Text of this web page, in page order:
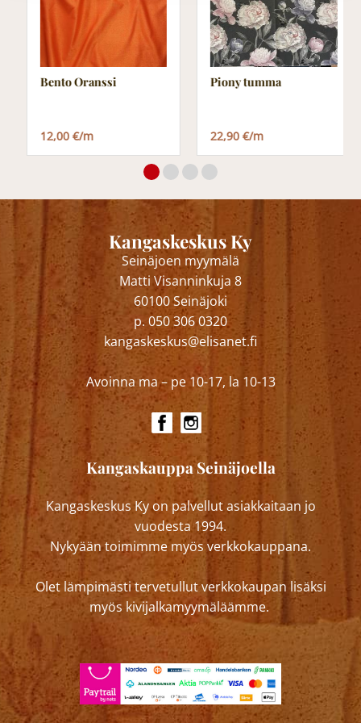
Bento Oranssi
12,00 €/m
Piony tumma
22,90 €/m
Kangaskeskus Ky
Seinäjoen myymälä
Matti Visanninkuja 8
60100 Seinäjoki
p. 050 306 0320
kangaskeskus@elisanet.fi
Avoinna ma – pe 10-17, la 10-13
Kangaskauppa Seinäjoella
Kangaskeskus Ky on palvellut asiakkaitaan jo
vuodesta 1994.
Nykyään toimimme myös verkkokauppana.
Olet lämpimästi tervetullut verkkokaupan lisäksi
myös kivijalkamyymäläämme.